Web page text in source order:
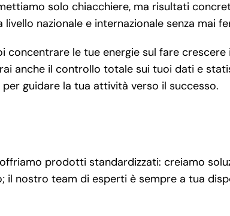
solo chiacchiere, ma risultati
nazionale e internazionale senza mai
le tue energie sul fare
anche il controllo totale sui tuoi dati e
guidare la tua attività verso il successo.
prodotti standardizzati: creiamo
nostro team di esperti è sempre a tua